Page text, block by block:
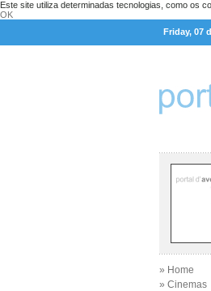
Este site utiliza determinadas tecnologias, como os
OK
Friday, 07
» Home
» Cinemas